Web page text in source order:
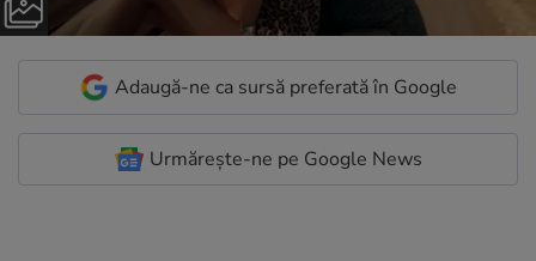
Adaugă-ne ca sursă preferată în Google
Urmărește-ne pe Google News